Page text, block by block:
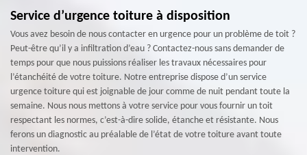
Service d’urgence toiture à disposition
Vous avez besoin de nous contacter en urgence pour un problème de toit ?
Peut-être qu’il y a infiltration d’eau ? Contactez-nous sans demander de
temps pour que nous puissions réaliser les travaux nécessaires pour
l’étanchéité de votre toiture. Notre entreprise dispose d’un service
urgence toiture qui est joignable de jour comme de nuit pendant toute la
semaine. Nous nous mettons à votre service pour vous fournir un toit
respectant les normes, c’est-à-dire solide, étanche et résistante. Nous
ferons un diagnostic au préalable de l’état de votre toiture avant toute
intervention.